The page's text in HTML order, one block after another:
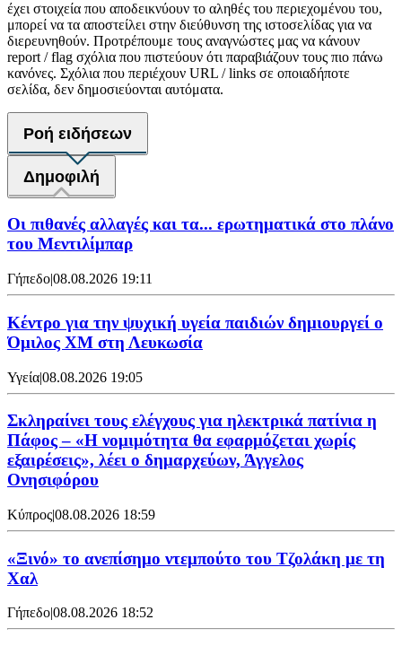
έχει στοιχεία που αποδεικνύουν το αληθές του περιεχομένου του,
μπορεί να τα αποστείλει στην διεύθυνση της ιστοσελίδας για να
διερευνηθούν. Προτρέπουμε τους αναγνώστες μας να κάνουν
report / flag σχόλια που πιστεύουν ότι παραβιάζουν τους πιο πάνω
κανόνες. Σχόλια που περιέχουν URL / links σε οποιαδήποτε
σελίδα, δεν δημοσιεύονται αυτόματα.
Ροή ειδήσεων
Δημοφιλή
Οι πιθανές αλλαγές και τα... ερωτηματικά στο πλάνο
του Μεντιλίμπαρ
Γήπεδο|08.08.2026 19:11
Κέντρο για την ψυχική υγεία παιδιών δημιουργεί ο
Όμιλος XM στη Λευκωσία
Υγεία|08.08.2026 19:05
Σκληραίνει τους ελέγχους για ηλεκτρικά πατίνια η
Πάφος – «Η νομιμότητα θα εφαρμόζεται χωρίς
εξαιρέσεις», λέει ο δημαρχεύων, Άγγελος
Ονησιφόρου
Κύπρος|08.08.2026 18:59
«Ξινό» το ανεπίσημο ντεμπούτο του Τζολάκη με τη
Χαλ
Γήπεδο|08.08.2026 18:52